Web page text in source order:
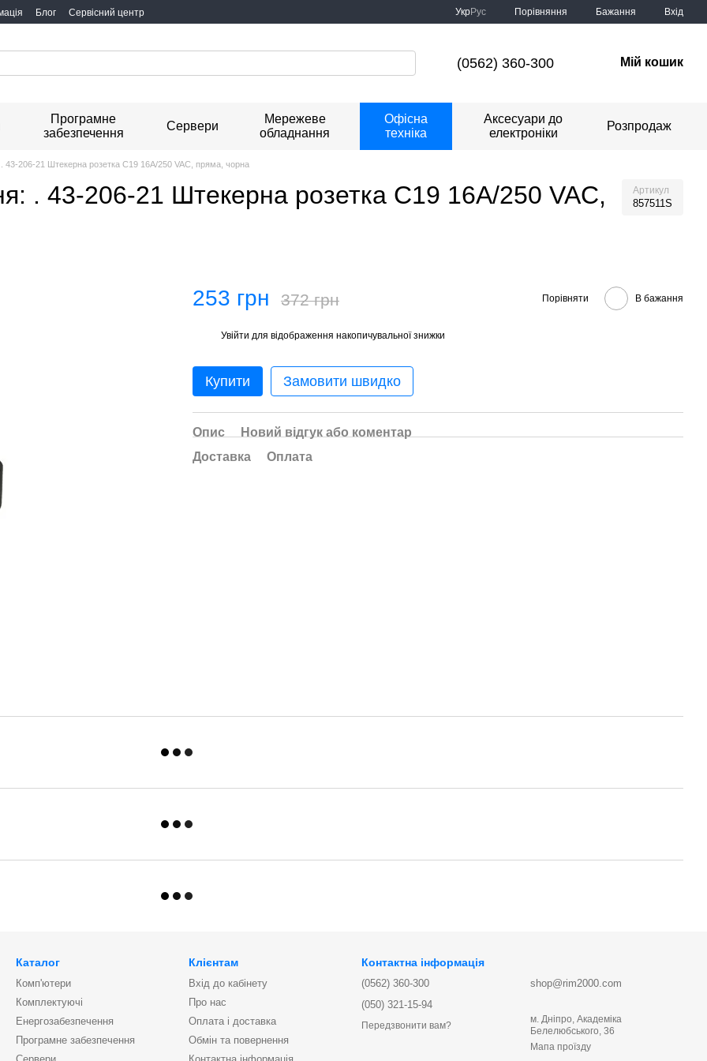
Блог Сервісний центр УкрРус Порівняння Бажання Вхід
(0562) 360-300 Мій кошик
Програмне
забезпечення
Сервери
Мережеве
обладнання
Офісна
техніка
Аксесуари до
електроніки
Розпродаж
. 43-206-21 Штекерна розетка C19 16А/250 VAC, пряма, чорна
. 43-206-21 Штекерна розетка C19 16А/250 VAC,
Артикул
857511S
253 грн 372 грн Порівняти В бажання
Увійти для відображення накопичувальної знижки
Купити Замовити швидко
Опис
Новий відгук або коментар
Доставка
Оплата
Каталог
Комп'ютери
Комплектуючі
Енергозабезпечення
Програмне забезпечення
Клієнтам
Вхід до кабінету
Про нас
Оплата і доставка
Обмін та повернення
Контактна інформація
(0562) 360-300
(050) 321-15-94
Передзвонити вам?
shop@rim2000.com
м. Дніпро, Академіка
Белелюбського, 36
Мапа проїзду